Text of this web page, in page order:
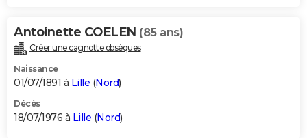
Antoinette COELEN (85 ans)
Créer une cagnotte obsèques
Naissance
01/07/1891 à Lille (Nord)
Décès
18/07/1976 à Lille (Nord)